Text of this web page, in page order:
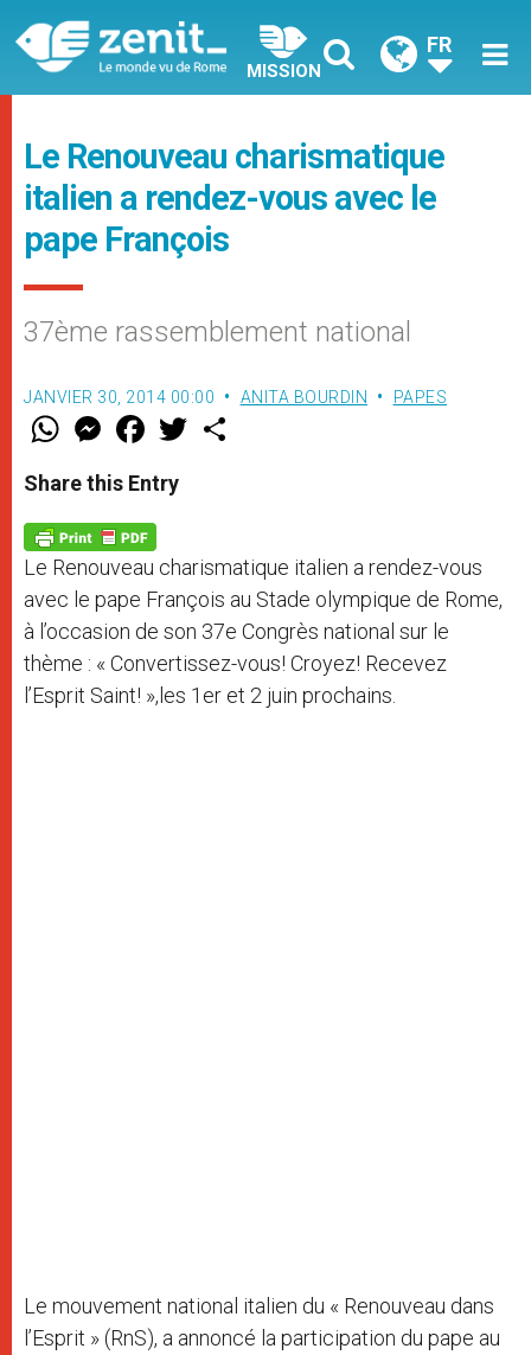
MISSION
FR
Le Renouveau charismatique
italien a rendez-vous avec le
pape François
37ème rassemblement national
JANVIER 30, 2014 00:00 ANITA BOURDIN PAPES
W
t
s
p
p
M
e
s
e
g
e
r
F
a
e
b
o
k
w
Share this Entry
Le Renouveau charismatique italien a rendez-vous
avec le pape François au Stade olympique de Rome,
à l’occasion de son 37e Congrès national sur le
thème : « Convertissez-vous! Croyez! Recevez
l’Esprit Saint! »,les 1er et 2 juin prochains.
Le mouvement national italien du « Renouveau dans
l’Esprit » (RnS), a annoncé la participation du pape au